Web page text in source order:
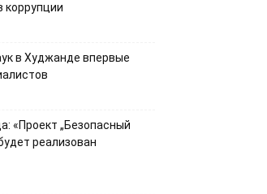
коррупции
в Худжанде впервые
«Проект „Безопасный
реализован